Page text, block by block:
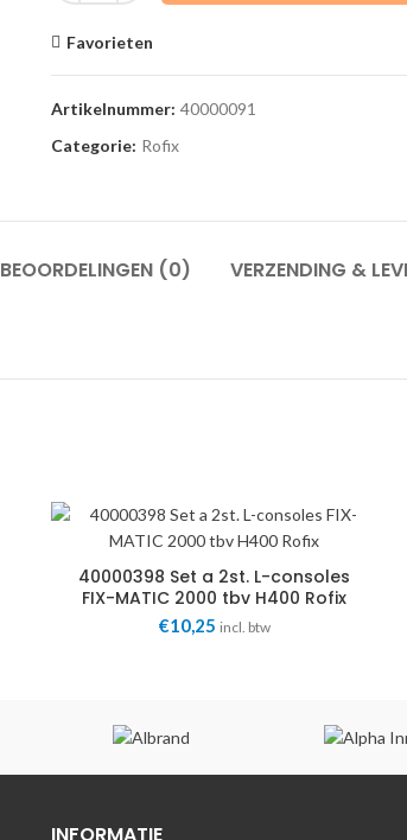
Favorieten
Artikelnummer: 40000091
Categorie: Rofix
BEOORDELINGEN (0) VERZENDING &
40000398 Set a 2st. L-consoles
FIX-MATIC 2000 tbv H400 Rofix
€10,25 incl. btw